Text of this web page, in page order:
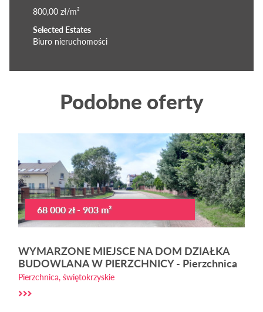
800,00 zł/m²
Selected Estates
Biuro nieruchomości
Podobne oferty
68 000 zł - 903 m²
WYMARZONE MIEJSCE NA DOM DZIAŁKA
BUDOWLANA W PIERZCHNICY - Pierzchnica
Pierzchnica, świętokrzyskie